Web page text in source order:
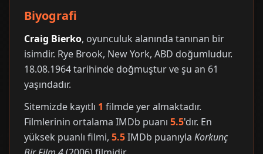
Biyografi
Craig Bierko, oyunculuk alanında tanınan bir
isimdir. Rye Brook, New York, ABD doğumludur.
18.08.1964 tarihinde doğmuştur ve şu an 61
yaşındadır.
Sitemizde kayıtlı 1 filmde yer almaktadır.
Filmlerinin ortalama IMDb puanı 5.5'dır. En
yüksek puanlı filmi, 5.5IMDb puanıyla Korkunç